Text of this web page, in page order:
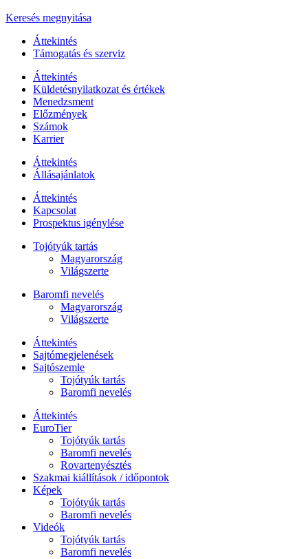
Keresés megnyitása
Áttekintés
Támogatás és szerviz
Áttekintés
Küldetésnyilatkozat és értékek
Menedzsment
Előzmények
Számok
Karrier
Áttekintés
Állásajánlatok
Áttekintés
Kapcsolat
Prospektus igénylése
Tojótyúk tartás
Magyarország
Világszerte
Baromfi nevelés
Magyarország
Világszerte
Áttekintés
Sajtómegjelenések
Sajtószemle
Tojótyúk tartás
Baromfi nevelés
Áttekintés
EuroTier
Tojótyúk tartás
Baromfi nevelés
Rovartenyésztés
Szakmai kiállítások / időpontok
Képek
Tojótyúk tartás
Baromfi nevelés
Videók
Tojótyúk tartás
Baromfi nevelés